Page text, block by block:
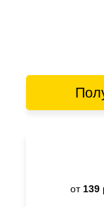
от 139